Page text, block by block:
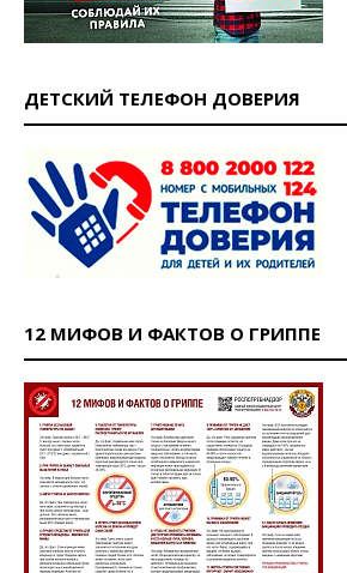
ДЕТСКИЙ ТЕЛЕФОН ДОВЕРИЯ
12 МИФОВ И ФАКТОВ О ГРИППЕ